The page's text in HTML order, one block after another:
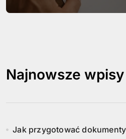
Najnowsze wpisy
Jak przygotować